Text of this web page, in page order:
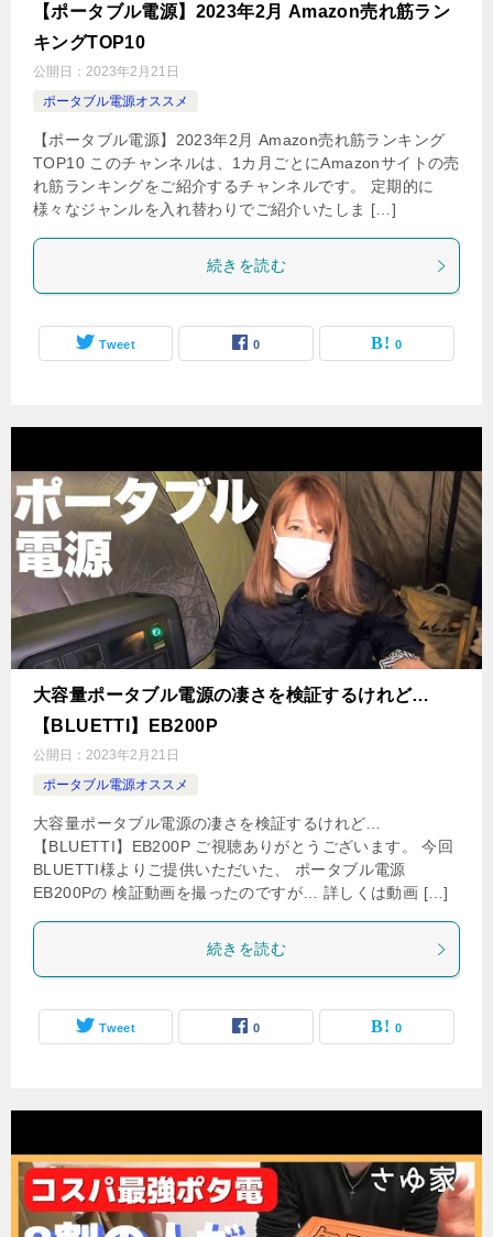
【ポータブル電源】2023年2月 Amazon売れ筋ラン
キングTOP10
公開日： 2023年2月21日
ポータブル電源オススメ
【ポータブル電源】2023年2月 Amazon売れ筋ランキング
TOP10 このチャンネルは、1カ月ごとにAmazonサイトの売
れ筋ランキングをご紹介するチャンネルです。 定期的に
様々なジャンルを入れ替わりでご紹介いたしま […]
続きを読む
Tweet 0 0
大容量ポータブル電源の凄さを検証するけれど…
【BLUETTI】EB200P
公開日： 2023年2月21日
ポータブル電源オススメ
大容量ポータブル電源の凄さを検証するけれど…
【BLUETTI】EB200P ご視聴ありがとうございます。 今回
BLUETTI様よりご提供いただいた、 ポータブル電源
EB200Pの 検証動画を撮ったのですが… 詳しくは動画 […]
続きを読む
Tweet 0 0